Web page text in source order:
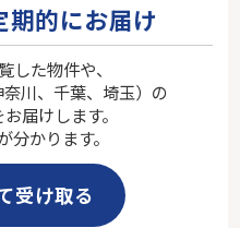
的にお届け
した物件や、
川、千葉、埼玉）の
届けします。
分かります。
受け取る